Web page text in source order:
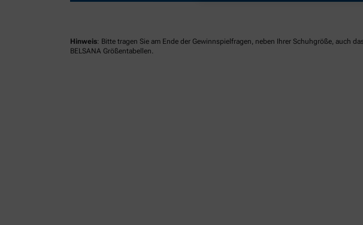
Hinweis: Bitte tragen Sie am Ende der Gewinnspielfragen, neben Ihrer Schuhgröße, auch
BELSANA Größentabellen.